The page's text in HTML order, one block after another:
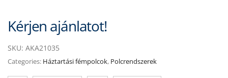
Kérjen ajánlatot!
SKU: AKA21035
Categories: Háztartási fémpolcok, Polcrendszerek